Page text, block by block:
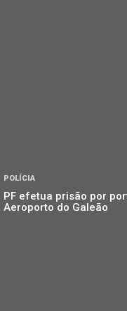
POLÍCIA
PF efetua prisão por
Aeroporto do Galeão